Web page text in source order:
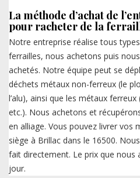
La méthode d’achat de
pour racheter de la
Notre entreprise réalise tous
ferrailles, nous achetons puis
achetés. Notre équipe peut se
déchets métaux non-ferreux (le
l’alu), ainsi que les métaux
etc.). Nous achetons et
en alliage. Vous pouvez livrer vos
siège à Brillac dans le 16500.
fait directement. Le prix que nous
jour.